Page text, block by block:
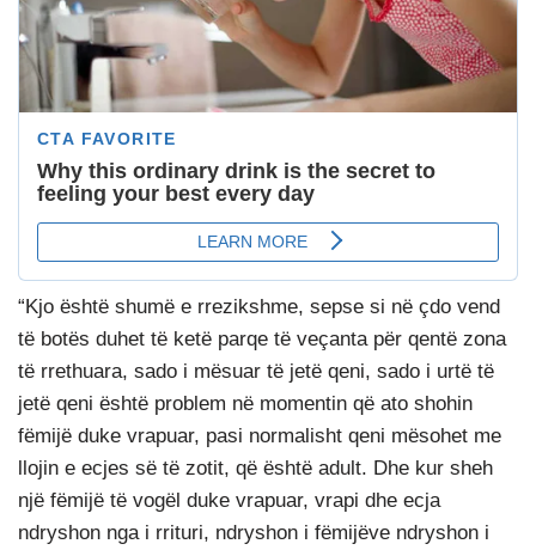
“Kjo është shumë e rrezikshme, sepse si në çdo vend
të botës duhet të ketë parqe të veçanta për qentë zona
të rrethuara, sado i mësuar të jetë qeni, sado i urtë të
jetë qeni është problem në momentin që ato shohin
fëmijë duke vrapuar, pasi normalisht qeni mësohet me
llojin e ecjes së të zotit, që është adult. Dhe kur sheh
një fëmijë të vogël duke vrapuar, vrapi dhe ecja
ndryshon nga i rrituri, ndryshon i fëmijëve ndryshon i